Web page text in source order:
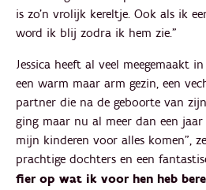
is zo'n vrolijk kereltje. Ook als ik
word ik blij zodra ik hem zie."
Jessica heeft al veel meegemaakt
een warm maar arm gezin, een
partner die na de geboorte van
ging maar nu al meer dan een
mijn kinderen voor alles komen",
prachtige dochters en een
fier op wat ik voor hen heb